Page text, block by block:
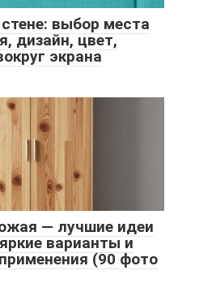
выбор места
дизайн, цвет,
экрана
— лучшие идеи
варианты и
(90 фото